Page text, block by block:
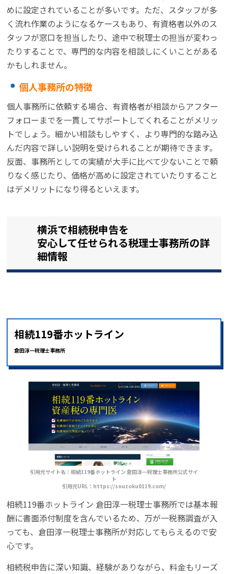
めに設定されていることが多いです。ただ、スタッフが多
く流れ作業のようになるケースもあり、有資格者以外のス
タッフが窓口を担当したり、途中で税理士の担当が変わっ
たりすることで、専門的な内容を相談しにくいことがある
かもしれません。
個人事務所の特徴
個人事務所に依頼する場合、有資格者が相談からアフター
フォローまでを一貫してサポートしてくれることがメリッ
トでしょう。細かい相談もしやすく、より専門的な踏み込
んだ内容で詳しい説明を受けられることが期待できます。
反面、事務所としての実績が大手に比べて少ないことで頼
りなく感じたり、価格が高めに設定されていたりすること
はデメリットになり得るといえます。
横浜で相続税申告を
安心して任せられる税理士事務所の詳
細情報
相続119番ホットライン
倉田淳一税理士事務所
引用元サイト名：相続119番ホットライン 倉田淳一税理士事務所公式サイ
ト
引用元URL：https://souzoku0119.com/
相続119番ホットライン 倉田淳一税理士事務所では基本報
酬に書面添付制度を含んでいるため、万が一税務調査が入
っても、倉田淳一税理士事務所が対応してもらえるので安
心です。
相続税申告に深い知識、経験がありながら、料金もリーズ